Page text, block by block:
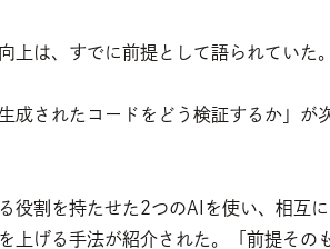
上は、すでに前提として語られていた。
成されたコードをどう検証するか」が
役割を持たせた2つのAIを使い、相互
上げる手法が紹介された。「前提その